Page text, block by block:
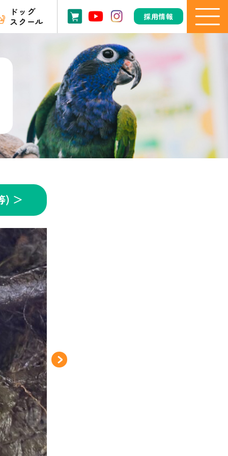
ドッグ
スクール
採用情報
) ＞